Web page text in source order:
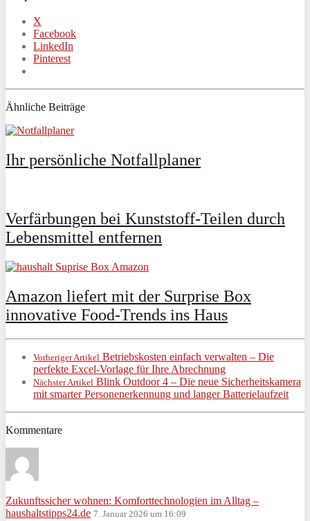
X
Facebook
LinkedIn
Pinterest
Ähnliche Beiträge
Ihr persönliche Notfallplaner
Verfärbungen bei Kunststoff-Teilen durch
Lebensmittel entfernen
Amazon liefert mit der Surprise Box
innovative Food-Trends ins Haus
Vorheriger Artikel Betriebskosten einfach verwalten – Die
perfekte Excel-Vorlage für Ihre Abrechnung
Nächster Artikel Blink Outdoor 4 – Die neue Sicherheitskamera
mit smarter Personenerkennung und langer Batterielaufzeit
Kommentare
Zukunftssicher wohnen: Komforttechnologien im Alltag –
haushaltstipps24.de 7. Januar 2026 um 16:09